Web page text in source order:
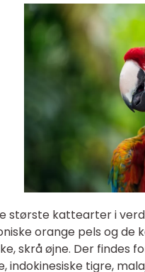
største kattearter i
orange pels og
skrå øjne. Der findes
indokinesiske tigre,